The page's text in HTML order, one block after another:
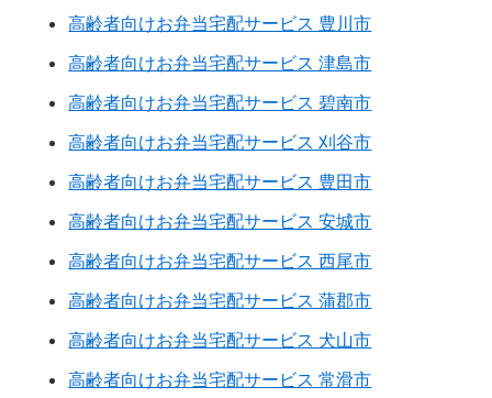
高齢者向けお弁当宅配サービス 豊川市
高齢者向けお弁当宅配サービス 津島市
高齢者向けお弁当宅配サービス 碧南市
高齢者向けお弁当宅配サービス 刈谷市
高齢者向けお弁当宅配サービス 豊田市
高齢者向けお弁当宅配サービス 安城市
高齢者向けお弁当宅配サービス 西尾市
高齢者向けお弁当宅配サービス 蒲郡市
高齢者向けお弁当宅配サービス 犬山市
高齢者向けお弁当宅配サービス 常滑市